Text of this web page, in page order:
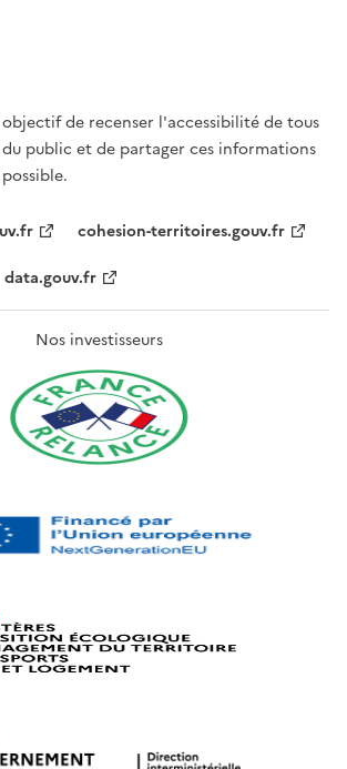
de recenser l'accessibilité de tous
public et de partager ces informations
cohesion-territoires.gouv.fr
data.gouv.fr
Nos investisseurs